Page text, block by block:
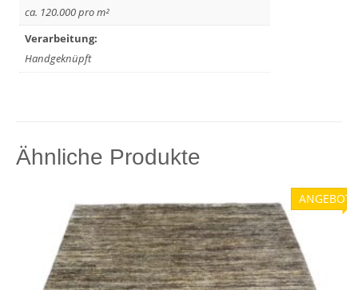
ca. 120.000 pro m²
Verarbeitung:
Handgeknüpft
Ähnliche Produkte
ANGEBOT!